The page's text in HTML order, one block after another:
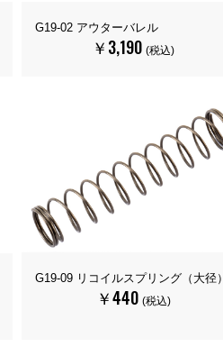
G19-02 アウターバレル
￥3,190 (税込)
G19-09 リコイルスプリング（大径）
￥440 (税込)